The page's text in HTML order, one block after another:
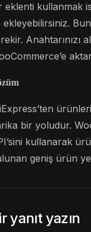
eklenti kullanmak
ekleyebilirsiniz.
Anahtarınızı
bir yoludur.
kullanarak
geniş ürün
yanıt yazın